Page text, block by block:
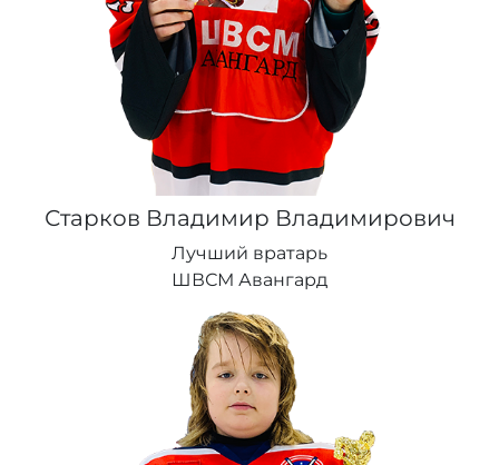
Старков Владимир Владимирович
Лучший вратарь
ШВСМ Авангард